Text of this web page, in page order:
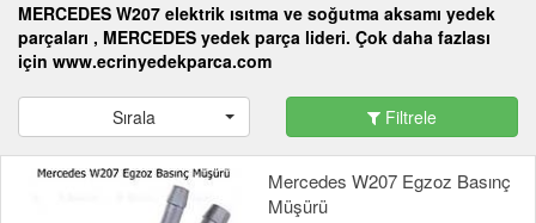
MERCEDES W207 elektrik ısıtma ve soğutma aksamı yedek
parçaları , MERCEDES yedek parça lideri. Çok daha fazlası
için www.ecrinyedekparca.com
Sırala Filtrele
Mercedes W207 Egzoz Basınç
Müşürü